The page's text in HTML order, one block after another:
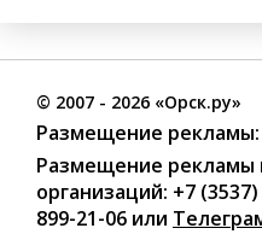
© 2007 - 2026 «Орск.ру»
Размещение рекламы:
Размещение рекламы
организаций: +7
899-21-06 или